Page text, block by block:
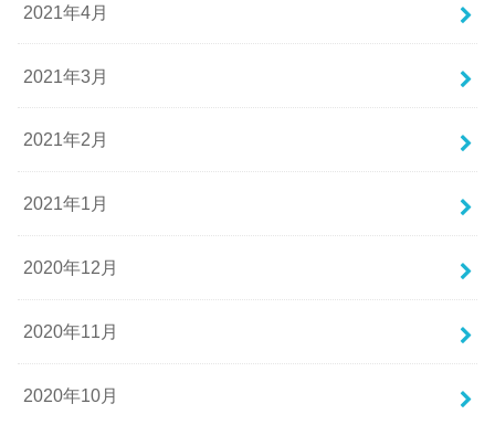
2021年4月
2021年3月
2021年2月
2021年1月
2020年12月
2020年11月
2020年10月